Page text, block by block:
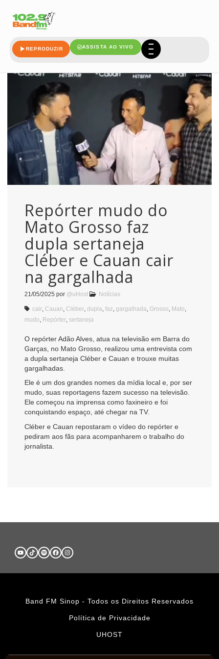
REPRODUZIR ASSISTA AO VIVO
cauan
Repórter mudo do
Mato Grosso faz
dupla sertaneja
Cléber e Cauan cair
na gargalhada
21/05/2025 por @uHost Notícias
cair Cauan Cléber dupla faz gargalhada Grosso Mato
mudo Repórter sertaneja
O repórter Adão Alves, atua na televisão em Barra do
Garças, no Mato Grosso, realizou uma entrevista com
a dupla sertaneja Cléber e Cauan e trouxe muitas
gargalhadas.
Ele é um dos grandes nomes da mídia local e, por ser
mudo, suas reportagens fazem sucesso na televisão.
Ele começou na imprensa como faxineiro e foi
conquistando espaço, até chegar na TV.
Cléber e Cauan repostaram o vídeo do repórter e
pediram aos fãs para acompanharem o trabalho do
jornalista.
Band FM Sinop - Todos os Direitos Reservados
Política de Privacidade
UHOST